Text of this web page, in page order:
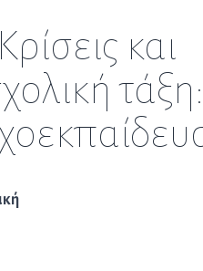
και
τάξη: